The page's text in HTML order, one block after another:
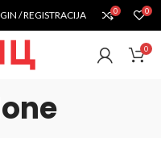
/ REGISTRACIJA 0 0
0